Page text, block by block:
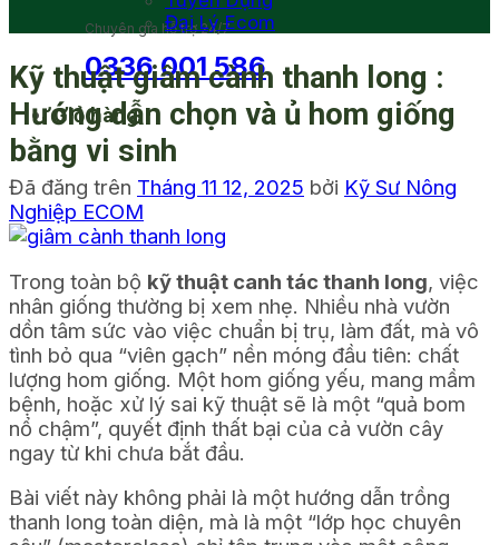
Chuyên gia hỗ trợ 24/7
0336 001 586
Giỏ hàng
Đại Lý Ecom
Kỹ thuật giâm cành thanh long :
Hướng dẫn chọn và ủ hom giống
bằng vi sinh
Đã đăng trên Tháng 11 12, 2025 bởi Kỹ Sư Nông
Nghiệp ECOM
Trong toàn bộ kỹ thuật canh tác thanh long, việc
nhân giống thường bị xem nhẹ. Nhiều nhà vườn
dồn tâm sức vào việc chuẩn bị trụ, làm đất, mà vô
tình bỏ qua “viên gạch” nền móng đầu tiên: chất
lượng hom giống. Một hom giống yếu, mang mầm
bệnh, hoặc xử lý sai kỹ thuật sẽ là một “quả bom
nổ chậm”, quyết định thất bại của cả vườn cây
ngay từ khi chưa bắt đầu.
Bài viết này không phải là một hướng dẫn trồng
thanh long toàn diện, mà là một “lớp học chuyên